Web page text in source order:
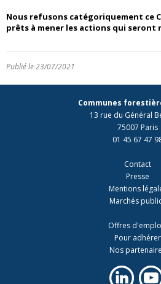
Nous refusons catégoriquement ce
prêts à mener les actions qui seront
Publié le 23/07/2021
Communes
13 rue du Général
75007 Paris
01 45 67 47
Contact
Presse
Mentions
Marchés
Offres
Pour adhérer
Nos